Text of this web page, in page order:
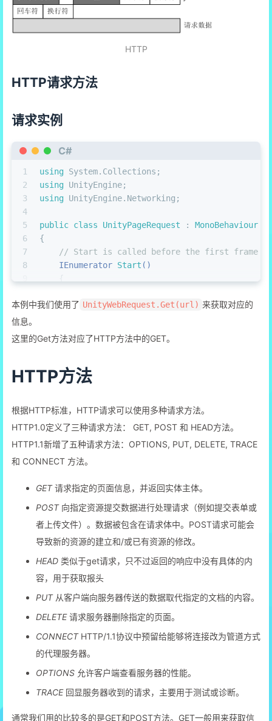
HTTP
HTTP请求方法
请求实例
C#
1
2
3
4
5
6
7
8
11
12
14
16
17
19
20
21
23
using System.Collections;
using UnityEngine;
using UnityEngine.Networking;
public class UnityPageRequest : MonoBehaviour
{
// Start is called before the first frame
IEnumerator Start ()
    {
var www = UnityWebRequest.Get(url);
if (www.isHttpError ||
            Debug.Log(www.error);
        }
        {
            Debug.Log(www.downloadHandler.text);
        }
}
本例中我们使用了 UnityWebRequest.Get(url) 来获取对应的
信息。
这里的Get方法对应了HTTP方法中的GET。
HTTP方法
根据HTTP标准，HTTP请求可以使用多种请求方法。
HTTP1.0定义了三种请求方法： GET, POST 和 HEAD方法。
HTTP1.1新增了五种请求方法：OPTIONS, PUT, DELETE, TRACE
和 CONNECT 方法。
GET请求指定的页面信息，并返回实体主体。
POST向指定资源提交数据进行处理请求（例如提交表单或
者上传文件）。数据被包含在请求体中。POST请求可能会
导致新的资源的建立和/或已有资源的修改。
HEAD 类似于get请求，只不过返回的响应中没有具体的内
容，用于获取报头
PUT从客户端向服务器传送的数据取代指定的文档的内容。
DELETE请求服务器删除指定的页面。
CONNECTHTTP/1.1协议中预留给能够将连接改为管道方式
的代理服务器。
OPTIONS 允许客户端查看服务器的性能。
TRACE回显服务器收到的请求，主要用于测试或诊断。
通常我们用的比较多的是GET和POST方法。GET一般用来获取信